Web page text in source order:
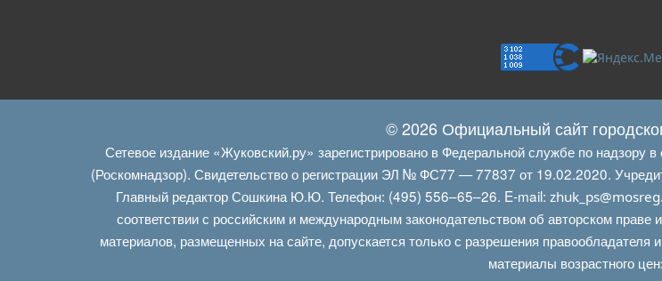
© 2026 Официальный сайт
Сетевое издание «Жуковский.ру» зарегистрировано в Федеральной службе по
(Роскомнадзор). Свидетельство о регистрации ЭЛ № ФС77 — 77837 от 19.02.2020.
Главный редактор Сошкина Ю.Ю. Телефон: (495) 556–65–26. E‑mail:
соответствии с российским и международным законодательством об авторском
материалов, размещенных на сайте, допускается только с разрешения правообладателя
материалы возрастного